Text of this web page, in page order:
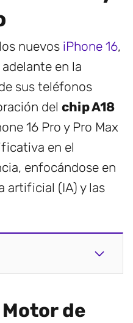
nuevos iPhone 16,
en la
sus teléfonos
del chip A18
16 Pro y Pro Max
en el
enfocándose en
artificial (IA) y las
Motor de